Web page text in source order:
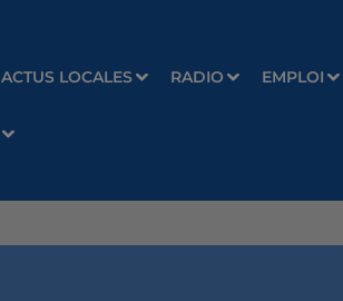
ACTUS LOCALES RADIO EMPLOI